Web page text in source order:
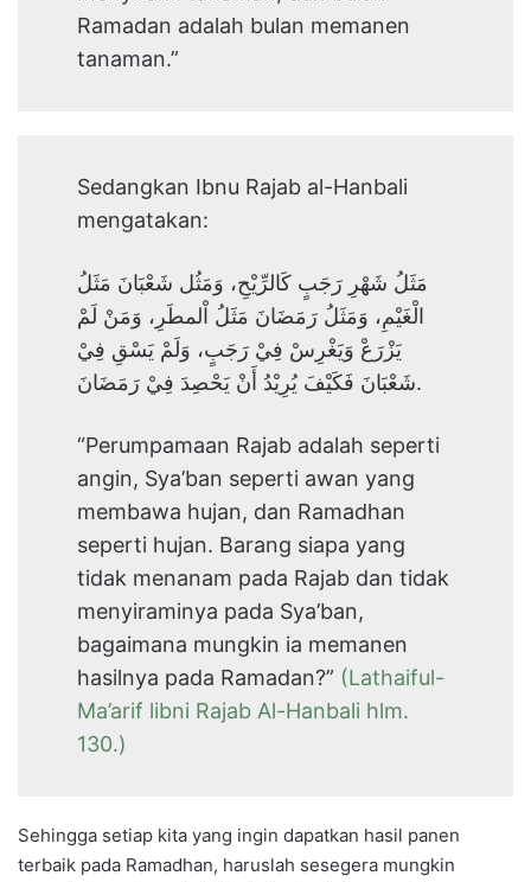
Ramadan adalah bulan memanen
tanaman.”
Sedangkan Ibnu Rajab al-Hanbali
mengatakan:
مَثَلُ شَهْرِ رَجَبٍ كَالرِّيْحِ، وَمَثُل شَعْبَانَ مَثَلُ
الْغَيْمِ، وَمَثَلُ رَمَضَانَ مَثَلُ اْلمطَرِ، وَمَنْ لَمْ
يَزْرَعْ وَيَغْرِسْ فِيْ رَجَبٍ، وَلَمْ يَسْقِ فِيْ
شَعْبَانَ فَكَيْفَ يُرِيْدُ أَنْ يَحْصِدَ فِيْ رَمَضَانَ.
“Perumpamaan Rajab adalah seperti
angin, Sya’ban seperti awan yang
membawa hujan, dan Ramadhan
seperti hujan. Barang siapa yang
tidak menanam pada Rajab dan tidak
menyiraminya pada Sya’ban,
bagaimana mungkin ia memanen
hasilnya pada Ramadan?” (Lathaiful-
Ma’arif libni Rajab Al-Hanbali hlm.
130.)
Sehingga setiap kita yang ingin dapatkan hasil panen
terbaik pada Ramadhan, haruslah sesegera mungkin